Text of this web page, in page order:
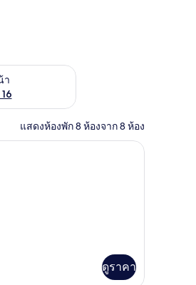
าในสุดสัปดาห์หน้า ส.ค. 14 - ส.ค. 16
แสดงห้องพัก 8 ห้องจาก 8 ห้อง
ด/โต๊ะรีดผ้า
ห้องจูเนียร์สวีท, วิวสวน | โต๊ะทำงาน, ผ้าม่านกั
ดูราคา